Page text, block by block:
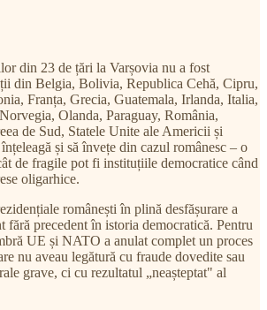
din 23 de țări la Varșovia nu a fost
din Belgia, Bolivia, Republica Cehă, Cipru,
Franța, Grecia, Guatemala, Irlanda, Italia,
Olanda, Paraguay, România,
de Sud, Statele Unite ale Americii și
și să învețe din cazul românesc – o
de fragile pot fi instituțiile democratice când
oligarhice.
românești în plină desfășurare a
fără precedent în istoria democratică. Pentru
UE și NATO a anulat complet un proces
nu aveau legătură cu fraude dovedite sau
grave, ci cu rezultatul „neașteptat" al